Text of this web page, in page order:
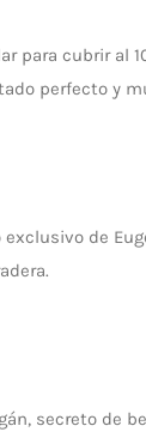
para cubrir al
perfecto y
de
secreto de